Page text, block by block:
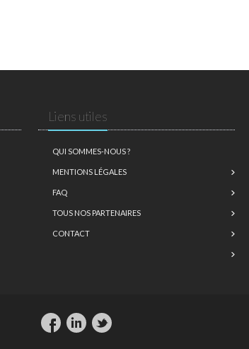
Liens utiles
QUI SOMMES-NOUS ?
MENTIONS LÉGALES
FAQ
TOUS NOS PARTENAIRES
CONTACT